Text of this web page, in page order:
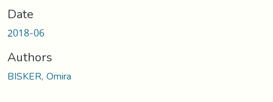
Date
2018-06
Authors
BISKER, Omira